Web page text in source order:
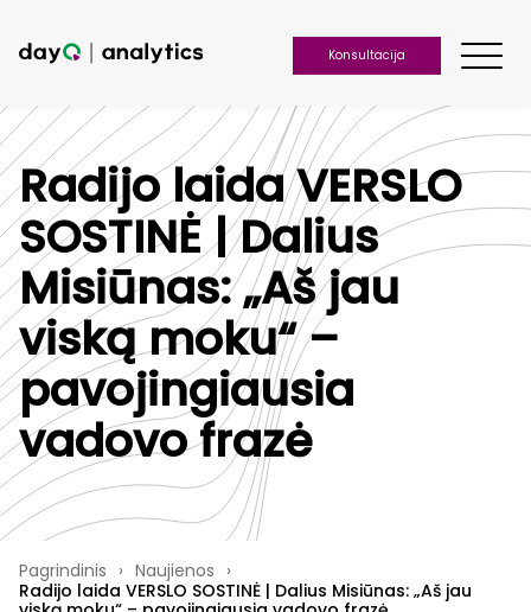
Konsultacija
Radijo laida VERSLO
SOSTINĖ | Dalius
Misiūnas: „Aš jau
viską moku“ –
pavojingiausia
vadovo frazė
Pagrindinis › Naujienos ›
Radijo laida VERSLO SOSTINĖ | Dalius Misiūnas: „Aš jau